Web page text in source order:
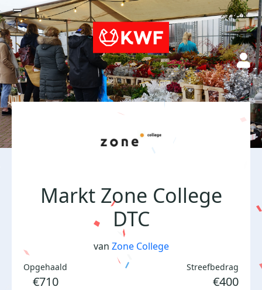
Markt Zone College
DTC
van Zone College
Opgehaald
€710
Streefbedrag
€400